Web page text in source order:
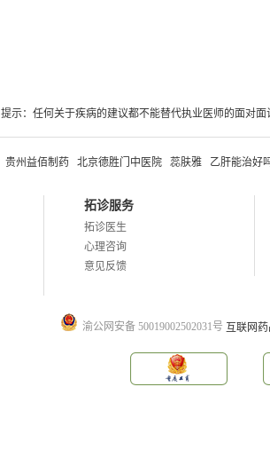
提示：任何关于疾病的建议都不能替代执业医师的面对
贵州益佰制药 北京德胜门中医院 蕊肤雅 乙肝能治好
拓诊服务
拓诊医生
心理咨询
意见反馈
渝公网安备 50019002502031号 互联网